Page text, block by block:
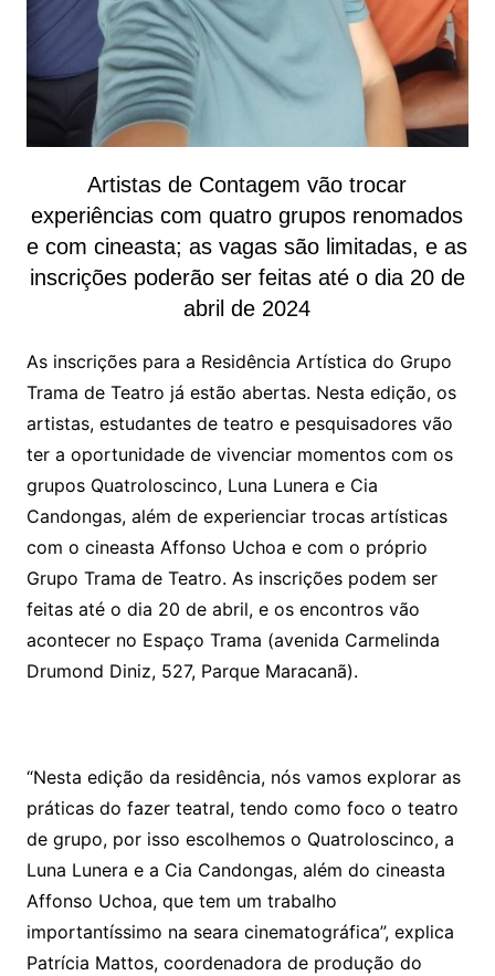
Artistas de Contagem vão trocar
experiências com quatro grupos renomados
e com cineasta; as vagas são limitadas, e as
inscrições poderão ser feitas até o dia 20 de
abril de 2024
As inscrições para a Residência Artística do Grupo
Trama de Teatro já estão abertas. Nesta edição, os
artistas, estudantes de teatro e pesquisadores vão
ter a oportunidade de vivenciar momentos com os
grupos Quatroloscinco, Luna Lunera e Cia
Candongas, além de experienciar trocas artísticas
com o cineasta Affonso Uchoa e com o próprio
Grupo Trama de Teatro. As inscrições podem ser
feitas até o dia 20 de abril, e os encontros vão
acontecer no Espaço Trama (avenida Carmelinda
Drumond Diniz, 527, Parque Maracanã).
“Nesta edição da residência, nós vamos explorar as
práticas do fazer teatral, tendo como foco o teatro
de grupo, por isso escolhemos o Quatroloscinco, a
Luna Lunera e a Cia Candongas, além do cineasta
Affonso Uchoa, que tem um trabalho
importantíssimo na seara cinematográfica”, explica
Patrícia Mattos, coordenadora de produção do